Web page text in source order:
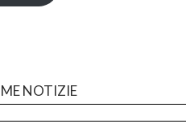
NOTIZIE